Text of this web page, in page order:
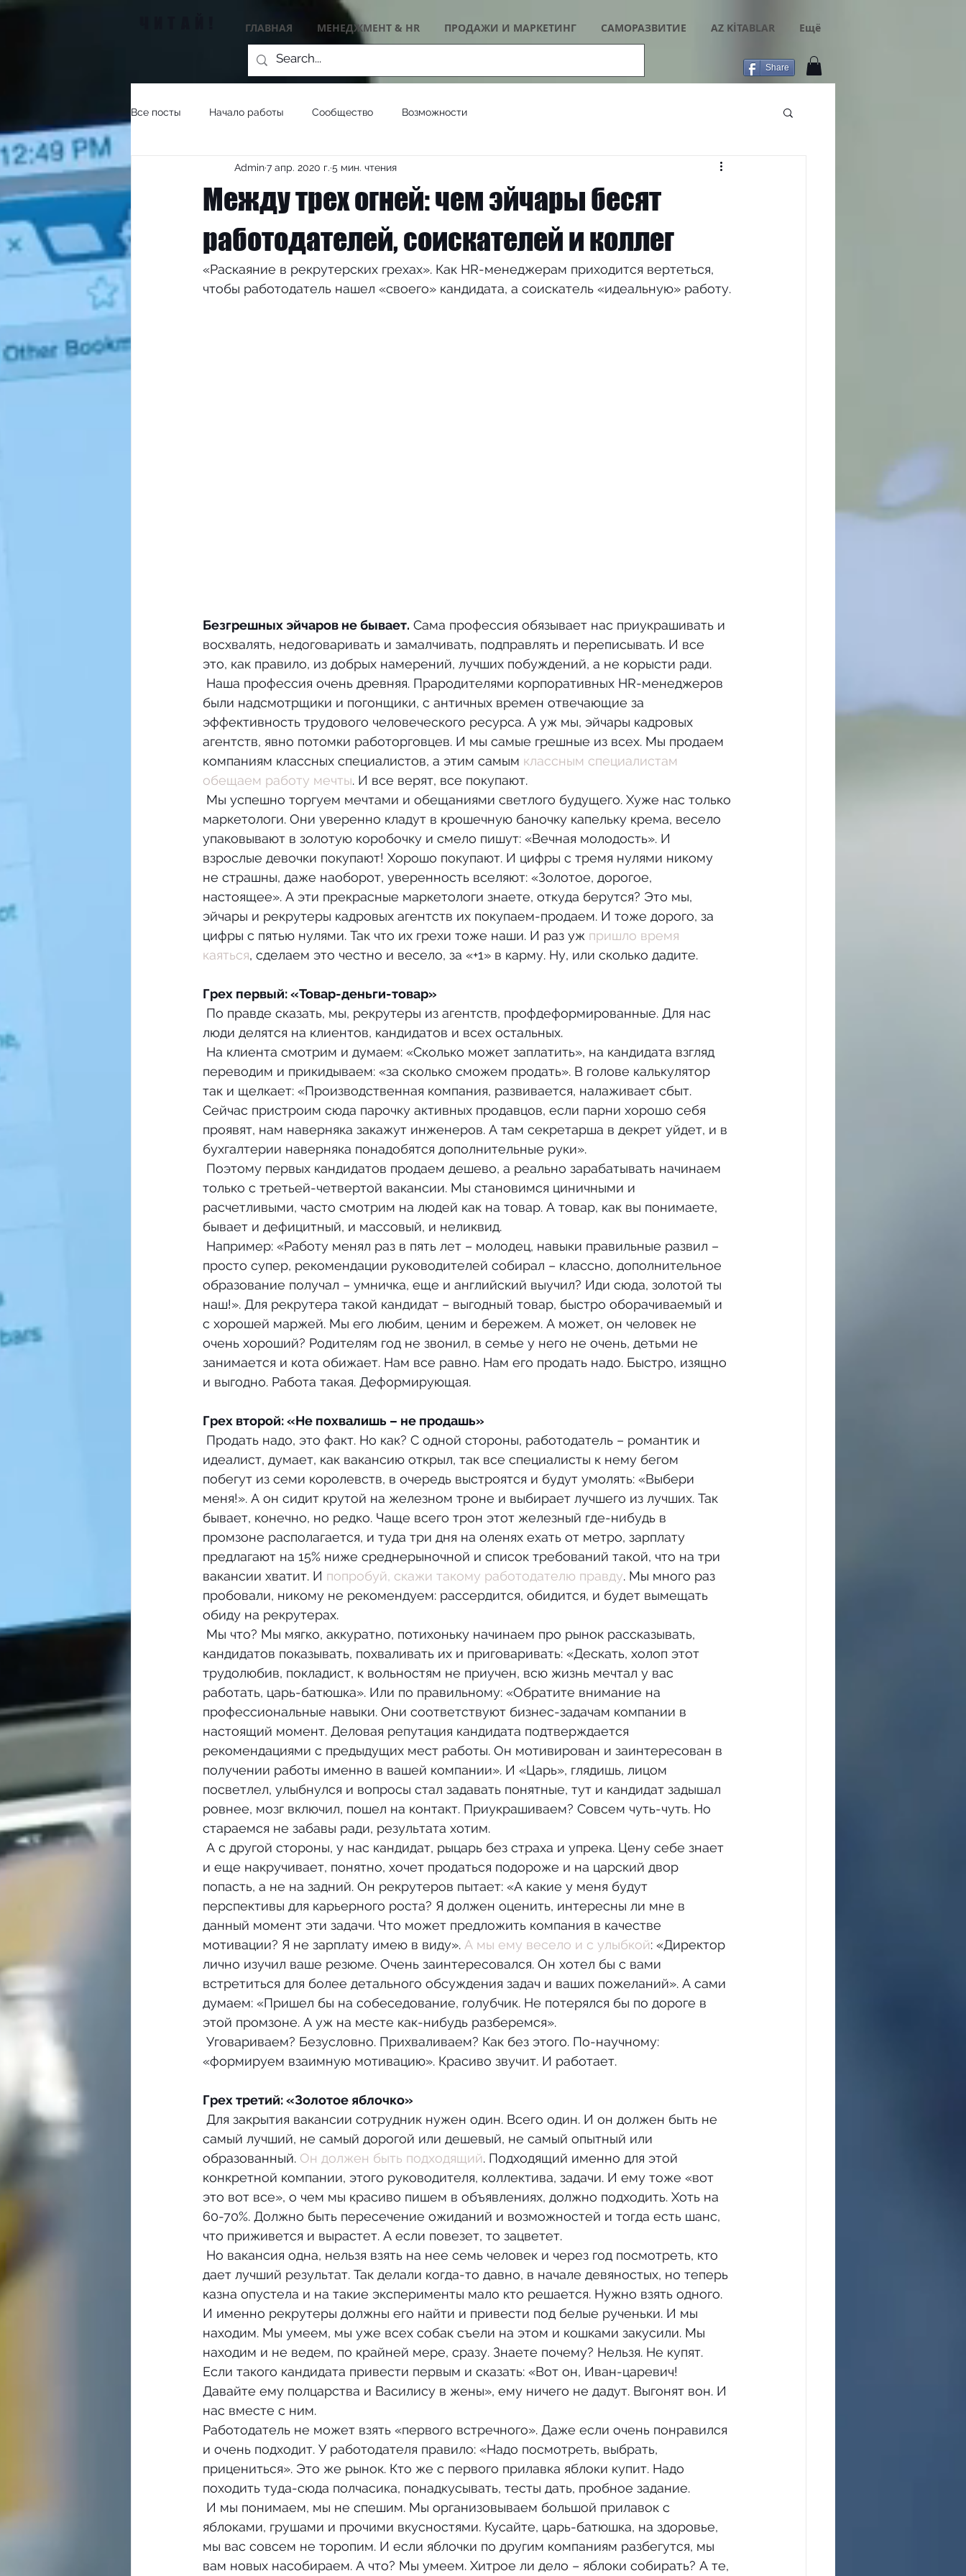
ГЛАВНАЯ МЕНЕДЖМЕНТ & HR ПРОДАЖИ И МАРКЕТИНГ САМОРАЗВИТИЕ AZ KİTABLAR Ещё
Share
Все посты Начало работы Сообщество Возможности
Между трех огней: чем эйчары бесят
работодателей, соискателей и коллег
Admin7 апр. 2020 г. 5 мин. чтения
«Раскаяние в рекрутерских грехах». Как HR-менеджерам приходится вертеться,
чтобы работодатель нашел «своего» кандидата, а соискатель «идеальную» работу.
Безгрешных эйчаров не бывает. Сама профессия обязывает нас приукрашивать и
восхвалять, недоговаривать и замалчивать, подправлять и переписывать. И все
это, как правило, из добрых намерений, лучших побуждений, а не корысти ради.
были надсмотрщики и погонщики, с античных времен отвечающие за
эффективность трудового человеческого ресурса. А уж мы, эйчары кадровых
агентств, явно потомки работорговцев. И мы самые грешные из всех. Мы продаем
компаниям классных специалистов, а этим самым классным специалистам
обещаем работу мечты. И все верят, все покупают.
маркетологи. Они уверенно кладут в крошечную баночку капельку крема, весело
упаковывают в золотую коробочку и смело пишут: «Вечная молодость». И
взрослые девочки покупают! Хорошо покупают. И цифры с тремя нулями никому
не страшны, даже наоборот, уверенность вселяют: «Золотое, дорогое,
настоящее». А эти прекрасные маркетологи знаете, откуда берутся? Это мы,
эйчары и рекрутеры кадровых агентств их покупаем-продаем. И тоже дорого, за
цифры с пятью нулями. Так что их грехи тоже наши. И раз уж пришло время
каяться, сделаем это честно и весело, за «+1» в карму. Ну, или сколько дадите.
Грех первый: «Товар-деньги-товар»
люди делятся на клиентов, кандидатов и всех остальных.
переводим и прикидываем: «за сколько сможем продать». В голове калькулятор
так и щелкает: «Производственная компания, развивается, налаживает сбыт.
Сейчас пристроим сюда парочку активных продавцов, если парни хорошо себя
проявят, нам наверняка закажут инженеров. А там секретарша в декрет уйдет, и в
бухгалтерии наверняка понадобятся дополнительные руки».
только с третьей-четвертой вакансии. Мы становимся циничными и
расчетливыми, часто смотрим на людей как на товар. А товар, как вы понимаете,
бывает и дефицитный, и массовый, и неликвид.
просто супер, рекомендации руководителей собирал – классно, дополнительное
образование получал – умничка, еще и английский выучил? Иди сюда, золотой ты
наш!». Для рекрутера такой кандидат – выгодный товар, быстро оборачиваемый и
с хорошей маржей. Мы его любим, ценим и бережем. А может, он человек не
очень хороший? Родителям год не звонил, в семье у него не очень, детьми не
занимается и кота обижает. Нам все равно. Нам его продать надо. Быстро, изящно
и выгодно. Работа такая. Деформирующая.
Грех второй: «Не похвалишь – не продашь»
идеалист, думает, как вакансию открыл, так все специалисты к нему бегом
побегут из семи королевств, в очередь выстроятся и будут умолять: «Выбери
меня!». А он сидит крутой на железном троне и выбирает лучшего из лучших. Так
бывает, конечно, но редко. Чаще всего трон этот железный где-нибудь в
промзоне располагается, и туда три дня на оленях ехать от метро, зарплату
предлагают на 15% ниже среднерыночной и список требований такой, что на три
вакансии хватит. И попробуй, скажи такому работодателю правду. Мы много раз
пробовали, никому не рекомендуем: рассердится, обидится, и будет вымещать
обиду на рекрутерах.
кандидатов показывать, похваливать их и приговаривать: «Дескать, холоп этот
трудолюбив, покладист, к вольностям не приучен, всю жизнь мечтал у вас
работать, царь-батюшка». Или по правильному: «Обратите внимание на
профессиональные навыки. Они соответствуют бизнес-задачам компании в
настоящий момент. Деловая репутация кандидата подтверждается
рекомендациями с предыдущих мест работы. Он мотивирован и заинтересован в
получении работы именно в вашей компании». И «Царь», глядишь, лицом
посветлел, улыбнулся и вопросы стал задавать понятные, тут и кандидат задышал
ровнее, мозг включил, пошел на контакт. Приукрашиваем? Совсем чуть-чуть. Но
стараемся не забавы ради, результата хотим.
и еще накручивает, понятно, хочет продаться подороже и на царский двор
попасть, а не на задний. Он рекрутеров пытает: «А какие у меня будут
перспективы для карьерного роста? Я должен оценить, интересны ли мне в
данный момент эти задачи. Что может предложить компания в качестве
мотивации? Я не зарплату имею в виду». А мы ему весело и с улыбкой: «Директор
лично изучил ваше резюме. Очень заинтересовался. Он хотел бы с вами
встретиться для более детального обсуждения задач и ваших пожеланий». А сами
думаем: «Пришел бы на собеседование, голубчик. Не потерялся бы по дороге в
этой промзоне. А уж на месте как-нибудь разберемся».
«формируем взаимную мотивацию». Красиво звучит. И работает.
Грех третий: «Золотое яблочко»
самый лучший, не самый дорогой или дешевый, не самый опытный или
образованный. Он должен быть подходящий. Подходящий именно для этой
конкретной компании, этого руководителя, коллектива, задачи. И ему тоже «вот
это вот все», о чем мы красиво пишем в объявлениях, должно подходить. Хоть на
60-70%. Должно быть пересечение ожиданий и возможностей и тогда есть шанс,
что приживется и вырастет. А если повезет, то зацветет.
дает лучший результат. Так делали когда-то давно, в начале девяностых, но теперь
казна опустела и на такие эксперименты мало кто решается. Нужно взять одного.
И именно рекрутеры должны его найти и привести под белые рученьки. И мы
находим. Мы умеем, мы уже всех собак съели на этом и кошками закусили. Мы
находим и не ведем, по крайней мере, сразу. Знаете почему? Нельзя. Не купят.
Если такого кандидата привести первым и сказать: «Вот он, Иван-царевич!
Давайте ему полцарства и Василису в жены», ему ничего не дадут. Выгонят вон. И
нас вместе с ним.
Работодатель не может взять «первого встречного». Даже если очень понравился
и очень подходит. У работодателя правило: «Надо посмотреть, выбрать,
прицениться». Это же рынок. Кто же с первого прилавка яблоки купит. Надо
походить туда-сюда полчасика, понадкусывать, тесты дать, пробное задание.
яблоками, грушами и прочими вкусностями. Кусайте, царь-батюшка, на здоровье,
мы вас совсем не торопим. И если яблочки по другим компаниям разбегутся, мы
вам новых насобираем. А что? Мы умеем. Хитрое ли дело – яблоки собирать? А те,